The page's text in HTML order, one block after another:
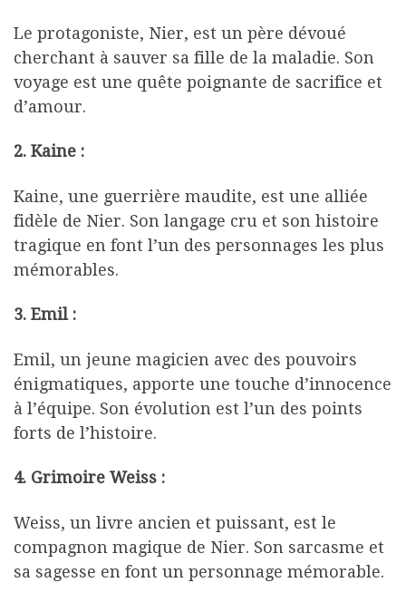
Le protagoniste, Nier, est un père dévoué
cherchant à sauver sa fille de la maladie. Son
voyage est une quête poignante de sacrifice et
d’amour.
2. Kaine :
Kaine, une guerrière maudite, est une alliée
fidèle de Nier. Son langage cru et son histoire
tragique en font l’un des personnages les plus
mémorables.
3. Emil :
Emil, un jeune magicien avec des pouvoirs
énigmatiques, apporte une touche d’innocence
à l’équipe. Son évolution est l’un des points
forts de l’histoire.
4. Grimoire Weiss :
Weiss, un livre ancien et puissant, est le
compagnon magique de Nier. Son sarcasme et
sa sagesse en font un personnage mémorable.